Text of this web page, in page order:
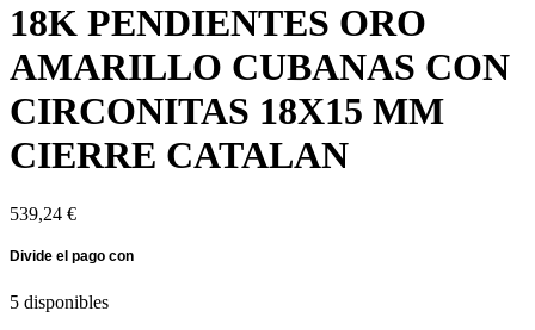
18K PENDIENTES ORO
AMARILLO CUBANAS CON
CIRCONITAS 18X15 MM
CIERRE CATALAN
539,24 €
5 disponibles